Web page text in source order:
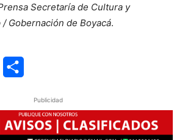
Secretaría de Cultura y
Gobernación de Boyacá.
Publicidad